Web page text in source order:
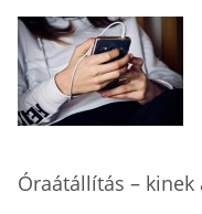
Óraátállítás – kinek